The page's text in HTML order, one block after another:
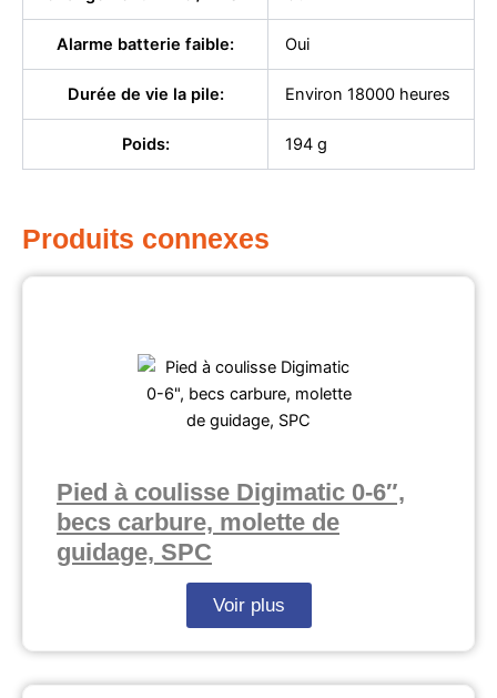
Alarme batterie faible: Oui
Durée de vie la pile: Environ 18000 heures
Poids: 194 g
Produits connexes
Pied à coulisse Digimatic 0-6″,
becs carbure, molette de
guidage, SPC
Voir plus